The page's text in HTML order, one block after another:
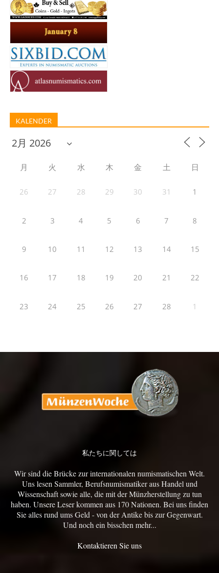
KALENDER
月 火 水 木 金 土 日
26 27 28 29 30 31 1
2 3 4 5 6 7 8
9 10 11 12 13 14 15
16 17 18 19 20 21 22
23 24 25 26 27 28 1
私たちに関しては
Wir sind die Brücke zur internationalen numismatischen Welt.
Uns lesen Sammler, Berufsnumismatiker aus Handel und
Wissenschaft sowie alle, die mit der Münzherstellung zu tun
haben. Unsere Leser kommen aus 170 Nationen. Bei uns finden
Sie alles rund ums Geld - von der Antike bis zur Gegenwart.
Und noch ein bisschen mehr...
Kontaktieren Sie uns